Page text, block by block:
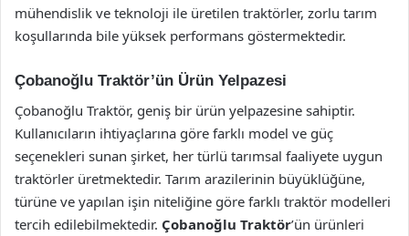
mühendislik ve teknoloji ile üretilen traktörler, zorlu tarım
koşullarında bile yüksek performans göstermektedir.
Çobanoğlu Traktör’ün Ürün Yelpazesi
Çobanoğlu Traktör, geniş bir ürün yelpazesine sahiptir.
Kullanıcıların ihtiyaçlarına göre farklı model ve güç
seçenekleri sunan şirket, her türlü tarımsal faaliyete uygun
traktörler üretmektedir. Tarım arazilerinin büyüklüğüne,
türüne ve yapılan işin niteliğine göre farklı traktör modelleri
tercih edilebilmektedir. Çobanoğlu Traktör’ün ürünleri